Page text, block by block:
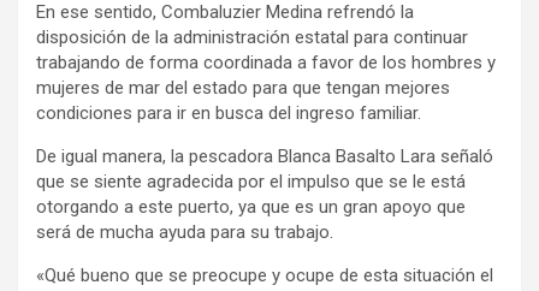
En ese sentido, Combaluzier Medina refrendó la
disposición de la administración estatal para continuar
trabajando de forma coordinada a favor de los hombres y
mujeres de mar del estado para que tengan mejores
condiciones para ir en busca del ingreso familiar.
De igual manera, la pescadora Blanca Basalto Lara señaló
que se siente agradecida por el impulso que se le está
otorgando a este puerto, ya que es un gran apoyo que
será de mucha ayuda para su trabajo.
«Qué bueno que se preocupe y ocupe de esta situación el